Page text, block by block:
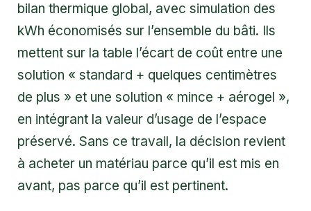
bilan thermique global, avec simulation des
kWh économisés sur l’ensemble du bâti. Ils
mettent sur la table l’écart de coût entre une
solution « standard + quelques centimètres
de plus » et une solution « mince + aérogel »,
en intégrant la valeur d’usage de l’espace
préservé. Sans ce travail, la décision revient
à acheter un matériau parce qu’il est mis en
avant, pas parce qu’il est pertinent.